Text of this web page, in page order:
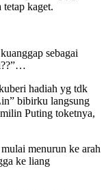
kaget.
sebagai
hadiah yg tdk
bibirku langsung
Puting toketnya,
menurun ke arah
ke liang